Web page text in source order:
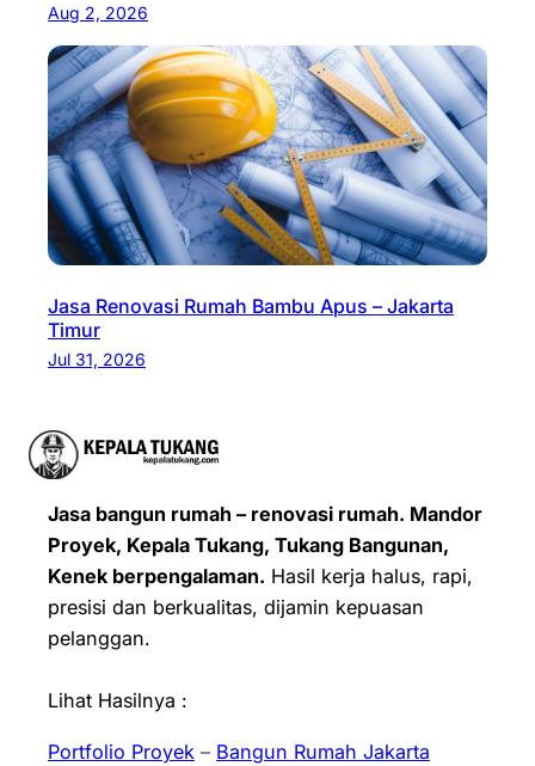
Aug 2, 2026
Jasa Renovasi Rumah Bambu Apus – Jakarta
Timur
Jul 31, 2026
Jasa bangun rumah – renovasi rumah. Mandor
Proyek, Kepala Tukang, Tukang Bangunan,
Kenek berpengalaman. Hasil kerja halus, rapi,
presisi dan berkualitas, dijamin kepuasan
pelanggan.
Lihat Hasilnya :
Portfolio Proyek – Bangun Rumah Jakarta